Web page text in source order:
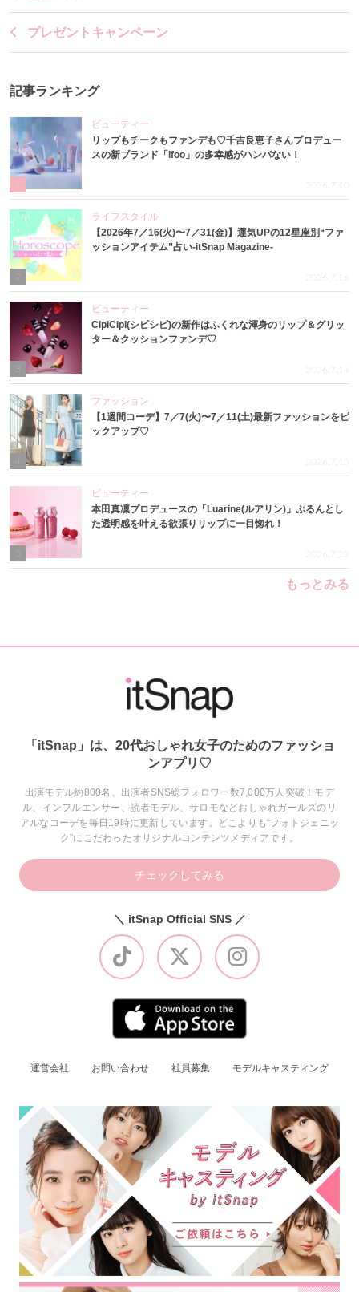
プレゼントキャンペーン
記事ランキング
ビューティー
リップもチークもファンデも♡千吉良恵子さんプロデュー
スの新ブランド「ifoo」の多幸感がハンパない！
2026.7.10
ライフスタイル
【2026年7／16(火)〜7／31(金)】運気UPの12星座別“ファ
ッションアイテム”占い-itSnap Magazine-
2026.7.16
3
ビューティー
CipiCipi(シピシピ)の新作はふくれな渾身のリップ＆グリッ
ター＆クッションファンデ♡
2026.7.14
4
ファッション
【1週間コーデ】7／7(火)〜7／11(土)最新ファッションをピ
ックアップ♡
2026.7.15
ビューティー
本田真凜プロデュースの「Luarine(ルアリン)」ぷるんとし
た透明感を叶える欲張りリップに一目惚れ！
2026.7.22
もっとみる
「itSnap」は、20代おしゃれ女子のためのファッショ
ンアプリ♡
出演モデル約800名、出演者SNS総フォロワー数7,000万人突破！モデ
ル、インフルエンサー、読者モデル、サロモなどおしゃれガールズのリ
アルなコーデを毎日19時に更新しています。どこよりも“フォトジェニッ
ク”にこだわったオリジナルコンテンツメディアです。
チェックしてみる
＼ itSnap Official SNS ／
運営会社 お問い合わせ 社員募集 モデルキャスティング